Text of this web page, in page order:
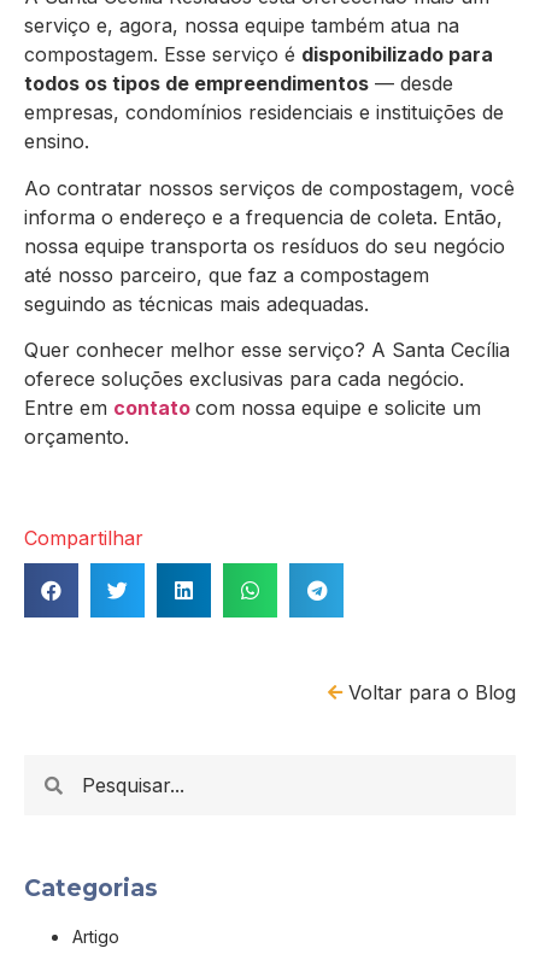
serviço e, agora, nossa equipe também atua na
compostagem. Esse serviço é disponibilizado para
todos os tipos de empreendimentos — desde
empresas, condomínios residenciais e instituições de
ensino.
Ao contratar nossos serviços de compostagem, você
informa o endereço e a frequencia de coleta. Então,
nossa equipe transporta os resíduos do seu negócio
até nosso parceiro, que faz a compostagem
seguindo as técnicas mais adequadas.
Quer conhecer melhor esse serviço? A Santa Cecília
oferece soluções exclusivas para cada negócio.
Entre em contato com nossa equipe e solicite um
orçamento.
Compartilhar
Voltar para o Blog
Categorias
Artigo